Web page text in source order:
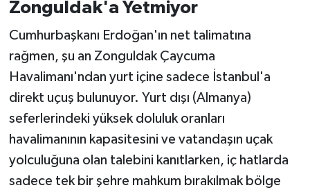
Zonguldak'a Yetmiyor
Cumhurbaşkanı Erdoğan'ın net talimatına
rağmen, şu an Zonguldak Çaycuma
Havalimanı'ndan yurt içine sadece İstanbul'a
direkt uçuş bulunuyor. Yurt dışı (Almanya)
seferlerindeki yüksek doluluk oranları
havalimanının kapasitesini ve vatandaşın uçak
yolculuğuna olan talebini kanıtlarken, iç hatlarda
sadece tek bir şehre mahkum bırakılmak bölge